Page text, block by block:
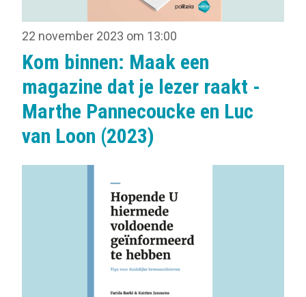
22 november 2023 om 13:00
Kom binnen: Maak een
magazine dat je lezer raakt -
Marthe Pannecoucke en Luc
van Loon (2023)